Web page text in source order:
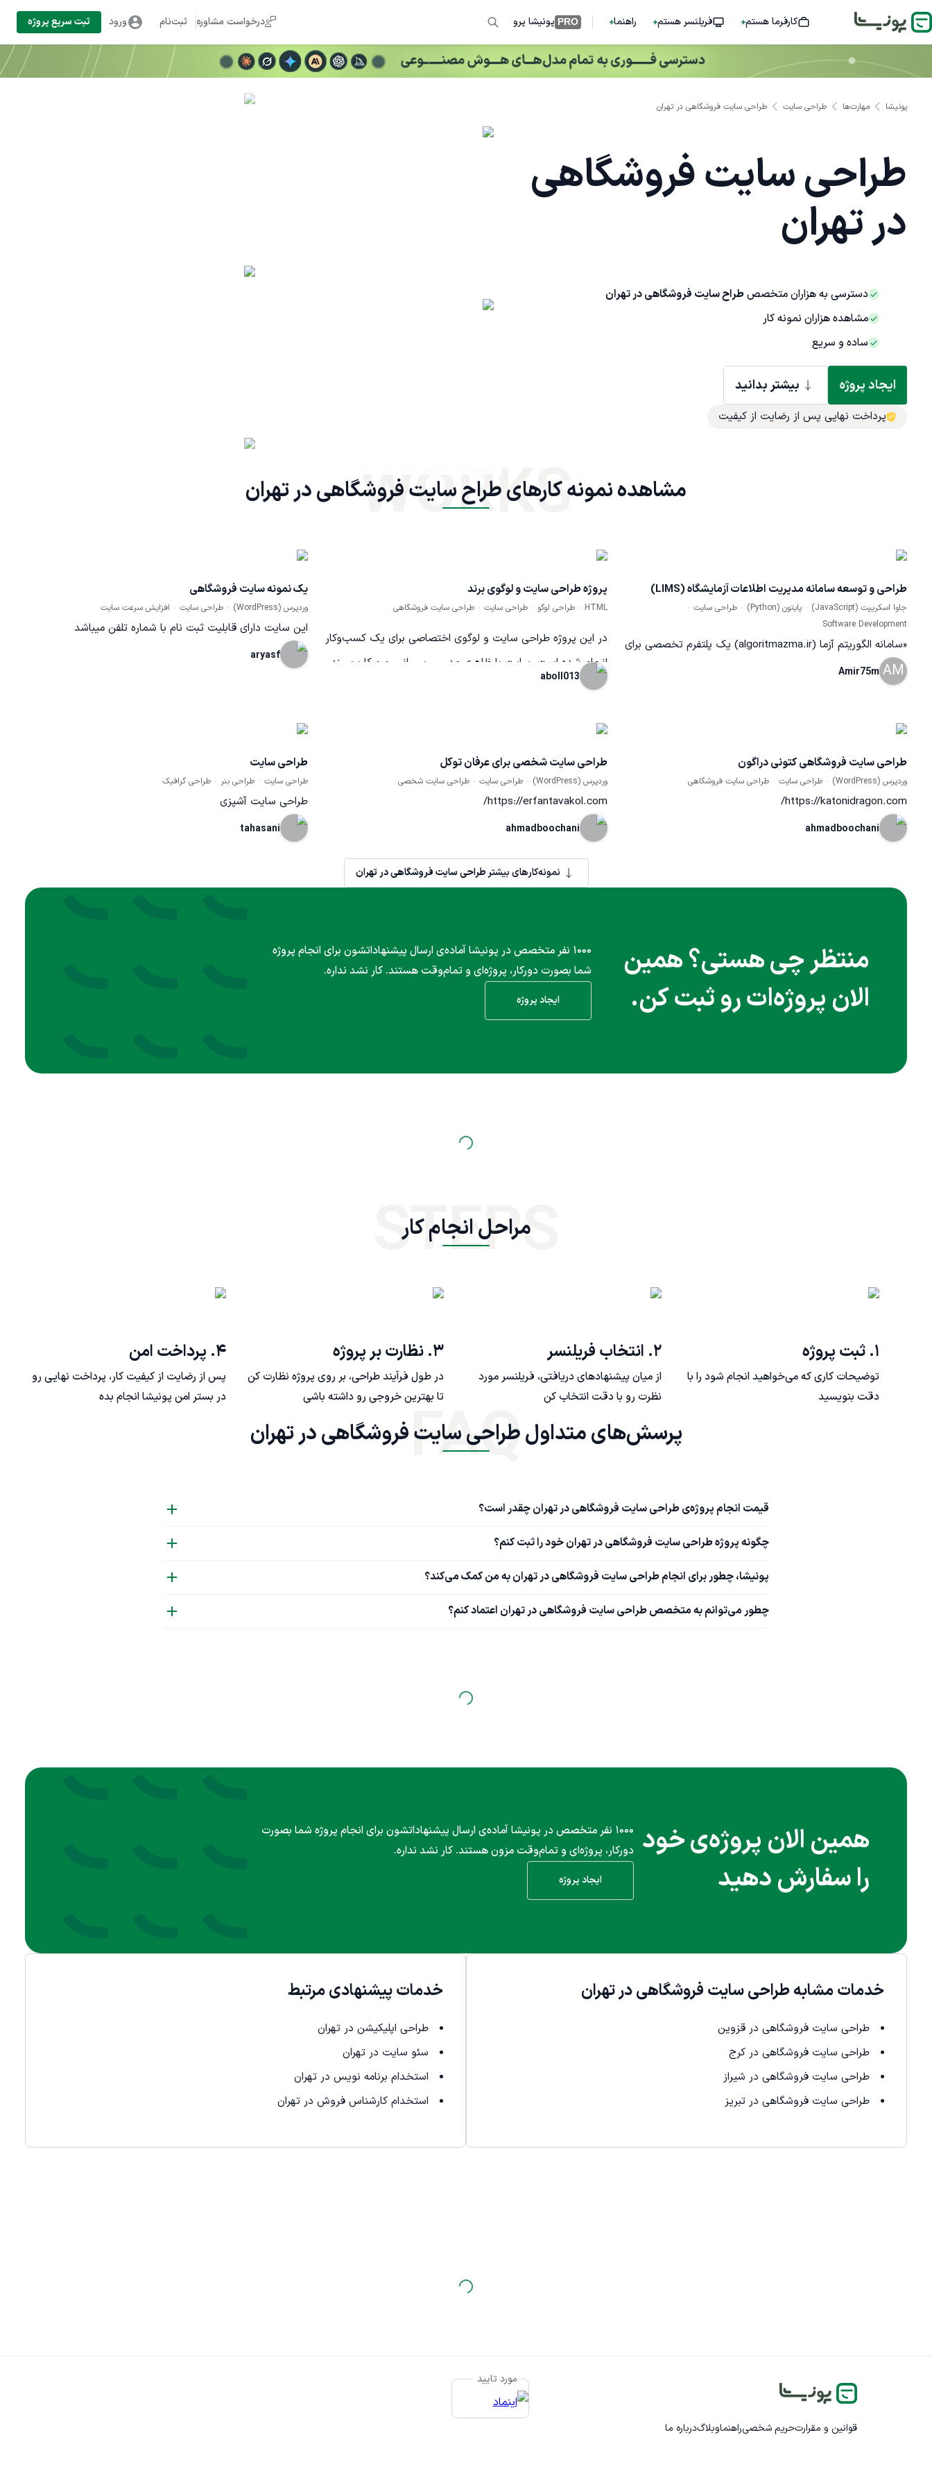
کارفرما هستم فریلنسر هستم راهنما PRO پونیشا پرو درخواست مشاوره ثبت‌نام ورود ثبت سریع پروژه
پونیشا مهارت‌ها طراحی سایت طراحی سایت فروشگاهی در تهران
طراحی سایت فروشگاهی
در تهران
دسترسی به هزاران متخصصطراح سایت فروشگاهی در تهران
مشاهده هزاران نمونه کار
ساده و سریع
ایجاد پروژه بیشتر بدانید
پرداخت نهایی پس از رضایت از کیفیت
مشاهده نمونه کارهای طراح سایت فروشگاهی در تهران
WORKS
طراحی و توسعه سامانه مدیریت اطلاعات آزمایشگاه (LIMS)
جاوا اسکریپت (JavaScript) پایتون (Python)
طراحی سایت
Software Development
«سامانه الگوریتم آزما (algoritmazma.ir) یک پلتفرم تخصصی برای
کاربری و پیاده‌سازی بک‌اند و فرانت‌اند سامانه توسط اینجانب
انجام شده است.»
AM
Amir75m
پروژه طراحی سایت و لوگوی برند
HTML طراحی لوگو طراحی سایت طراحی سایت فروشگاهی
در این پروژه طراحی سایت و لوگوی اختصاصی برای یک کسب‌وکار
انجام شده است. سایت با ظاهری مدرن، ریسپانسیو و کاربرپسند
طراحی شده تا در موبایل و دسکتاپ عملکرد مناسبی داشته باشد.
خلاقیت و ماندگاری را در کنار هم ارائه می‌دهد.
aboll013
یک نمونه سایت فروشگاهی
وردپرس (WordPress) طراحی سایت افزایش سرعت سایت
این سایت دارای قابلیت ثبت نام با شماره تلفن میباشد
aryasf
طراحی سایت فروشگاهی کتونی دراگون
وردپرس (WordPress) طراحی سایت طراحی سایت فروشگاهی
https://katonidragon.com/
ahmadboochani
طراحی سایت شخصی برای عرفان توکل
وردپرس (WordPress) طراحی سایت طراحی سایت شخصی
https://erfantavakol.com/
ahmadboochani
طراحی سایت
طراحی سایت طراحی بنر طراحی گرافیک
طراحی سایت آشپزی
tahasani
نمونه‌کارهای بیشتر طراحی سایت فروشگاهی در تهران
منتظر چی هستی؟ همین
الان پروژه‌ات رو ثبت کن.
۱۰۰۰ نفر متخصص در پونیشا آماده‌ی ارسال پیشنهاداتشون برای انجام پروژه
شما بصورت دورکار، پروژه‌ای و تمام‌وقت هستند. کار نشد نداره.
ایجاد پروژه
مراحل انجام کار
STEPS
۱. ثبت پروژه
توضیحات کاری که می‌خواهید انجام شود را با
دقت بنویسید
۲. انتخاب فریلنسر
از میان پیشنهادهای دریافتی، فریلنسر مورد
نظرت رو با دقت انتخاب کن
۳. نظارت بر پروژه
در طول فرآیند طراحی، بر روی پروژه نظارت کن
تا بهترین خروجی رو داشته باشی
۴. پرداخت امن
پس از رضایت از کیفیت کار، پرداخت نهایی رو
در بستر امن پونیشا انجام بده
پرسش‌های متداول طراحی سایت فروشگاهی در تهران FAQ
قیمت انجام پروژه‌ی طراحی سایت فروشگاهی در تهران چقدر است؟
چگونه پروژه طراحی سایت فروشگاهی در تهران خود را ثبت کنم؟
پونیشا، چطور برای انجام طراحی سایت فروشگاهی در تهران به من کمک می‌کند؟
چطور می‌توانم به متخصص طراحی سایت فروشگاهی در تهران اعتماد کنم؟
همین الان پروژه‌ی خود
را سفارش دهید
۱۰۰۰ نفر متخصص در پونیشا آماده‌ی ارسال پیشنهاداتشون برای انجام پروژه شما بصورت
دورکار، پروژه‌ای و تمام‌وقت مزون هستند. کار نشد نداره.
ایجاد پروژه
خدمات مشابه طراحی سایت فروشگاهی در تهران
طراحی سایت فروشگاهی در قزوین
طراحی سایت فروشگاهی در کرج
طراحی سایت فروشگاهی در شیراز
طراحی سایت فروشگاهی در تبریز
خدمات پیشنهادی مرتبط
طراحی اپلیکیشن در تهران
سئو سایت در تهران
استخدام برنامه نویس در تهران
استخدام کارشناس فروش در تهران
قوانین و مقرارتحریم شخصیراهنماوبلاگدرباره ما
مورد تایید